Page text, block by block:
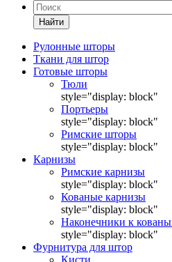
Найти
Рулонные шторы
Ткани для штор
Готовые шторы
Тюли
style="display: block"
Портьеры
style="display: block"
Римские шторы
style="display: block"
Карнизы
Римские карнизы
style="display: block"
Кованые карнизы
style="display: block"
Наконечники к
style="display: block"
Фурнитура для штор
Кисти